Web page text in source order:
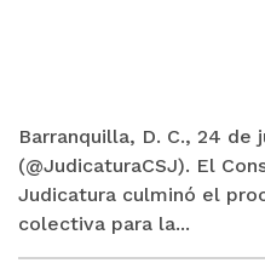
Barranquilla, D. C., 24 de
(@JudicaturaCSJ). El
Judicatura culminó el
colectiva para la...